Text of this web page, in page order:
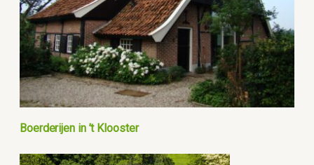
Boerderijen in ’t Klooster